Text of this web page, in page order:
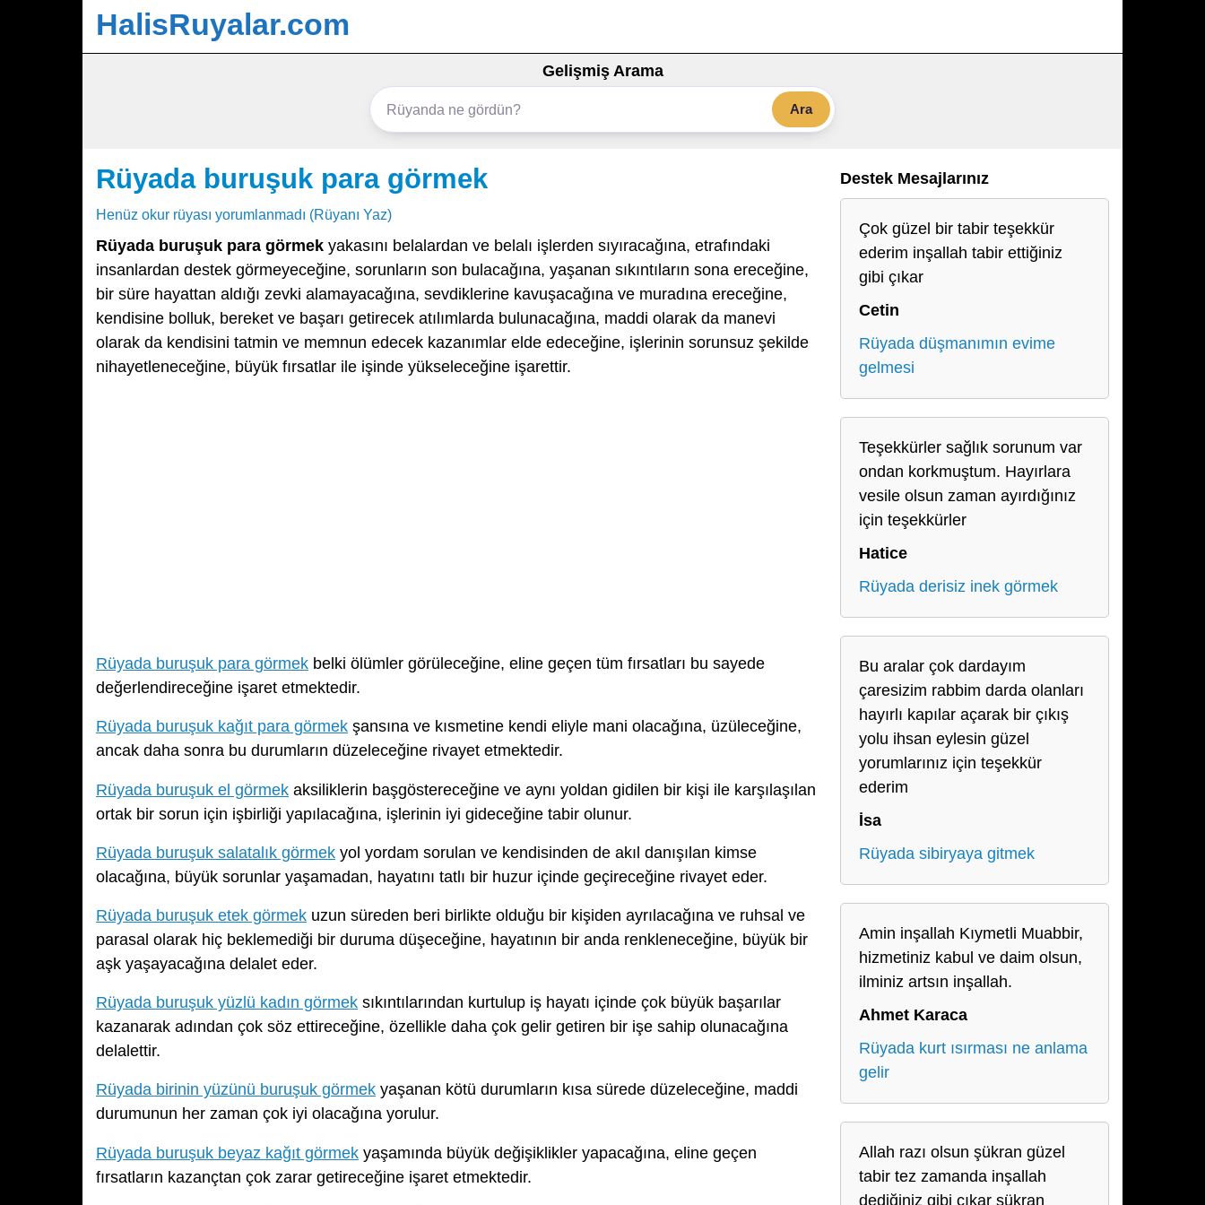
HalisRuyalar.com
Gelişmiş Arama
Ara
Rüyada buruşuk para görmek
Henüz okur rüyası yorumlanmadı (Rüyanı Yaz)
Rüyada buruşuk para görmek yakasını belalardan ve belalı işlerden sıyıracağına, etrafındaki
insanlardan destek görmeyeceğine, sorunların son bulacağına, yaşanan sıkıntıların sona ereceğine,
bir süre hayattan aldığı zevki alamayacağına, sevdiklerine kavuşacağına ve muradına ereceğine,
kendisine bolluk, bereket ve başarı getirecek atılımlarda bulunacağına, maddi olarak da manevi
olarak da kendisini tatmin ve memnun edecek kazanımlar elde edeceğine, işlerinin sorunsuz şekilde
nihayetleneceğine, büyük fırsatlar ile işinde yükseleceğine işarettir.
Rüyada buruşuk para görmek belki ölümler görüleceğine, eline geçen tüm fırsatları bu sayede
değerlendireceğine işaret etmektedir.
Rüyada buruşuk kağıt para görmek şansına ve kısmetine kendi eliyle mani olacağına, üzüleceğine,
ancak daha sonra bu durumların düzeleceğine rivayet etmektedir.
Rüyada buruşuk el görmek aksiliklerin başgöstereceğine ve aynı yoldan gidilen bir kişi ile karşılaşılan
ortak bir sorun için işbirliği yapılacağına, işlerinin iyi gideceğine tabir olunur.
Rüyada buruşuk salatalık görmek yol yordam sorulan ve kendisinden de akıl danışılan kimse
olacağına, büyük sorunlar yaşamadan, hayatını tatlı bir huzur içinde geçireceğine rivayet eder.
Rüyada buruşuk etek görmek uzun süreden beri birlikte olduğu bir kişiden ayrılacağına ve ruhsal ve
parasal olarak hiç beklemediği bir duruma düşeceğine, hayatının bir anda renkleneceğine, büyük bir
aşk yaşayacağına delalet eder.
Rüyada buruşuk yüzlü kadın görmek sıkıntılarından kurtulup iş hayatı içinde çok büyük başarılar
kazanarak adından çok söz ettireceğine, özellikle daha çok gelir getiren bir işe sahip olunacağına
delalettir.
Rüyada birinin yüzünü buruşuk görmek yaşanan kötü durumların kısa sürede düzeleceğine, maddi
durumunun her zaman çok iyi olacağına yorulur.
Rüyada buruşuk beyaz kağıt görmek yaşamında büyük değişiklikler yapacağına, eline geçen
fırsatların kazançtan çok zarar getireceğine işaret etmektedir.
Destek Mesajlarınız
Çok güzel bir tabir teşekkür
ederim inşallah tabir ettiğiniz
gibi çıkar
Cetin
Rüyada düşmanımın evime
gelmesi
Teşekkürler sağlık sorunum var
ondan korkmuştum. Hayırlara
vesile olsun zaman ayırdığınız
için teşekkürler
Hatice
Rüyada derisiz inek görmek
Bu aralar çok dardayım
çaresizim rabbim darda olanları
hayırlı kapılar açarak bir çıkış
yolu ihsan eylesin güzel
yorumlarınız için teşekkür
ederim
İsa
Rüyada sibiryaya gitmek
Amin inşallah Kıymetli Muabbir,
hizmetiniz kabul ve daim olsun,
ilminiz artsın inşallah.
Ahmet Karaca
Rüyada kurt ısırması ne anlama
gelir
Allah razı olsun şükran güzel
tabir tez zamanda inşallah
dediğiniz gibi çıkar şükran